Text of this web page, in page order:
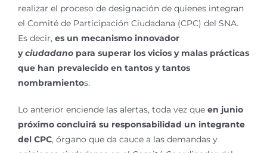
realizar el proceso de designación de quienes integran
el Comité de Participación Ciudadana (CPC) del SNA.
Es decir, es un mecanismo innovador
yciudadano para superar los vicios y malas prácticas
que han prevalecido en tantos y tantos
nombramientos.
Lo anterior enciende las alertas, toda vez que en junio
próximo concluirá su responsabilidad un integrante
del CPC, órgano que da cauce a las demandas y